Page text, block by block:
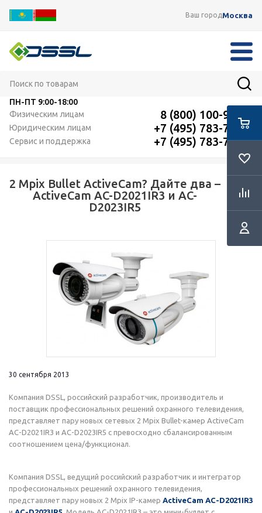
Ваш городМосква
ПН-ПТ 9:00-18:00
Физическим лицам
8 (800) 100-91-12
Юридическим лицам +7 (495) 783-72-87
Сервис и поддержка +7 (495) 783-72-87
2 Mpix Bullet ActiveCam? Дайте два –
ActiveCam AC-D2021IR3 и AC-
D2023IR5
RSS
30 сентября 2013
Компания DSSL, российский разработчик, производитель и
поставщик профессиональных решений охранного телевидения,
представляет пару новых сетевых 2 Mpix Bullet-камер ActiveCam
AC-D2021IR3 и AC-D2023IR5 с превосходно сбалансированным
соотношением цена/функционал.
Компания DSSL, ведущий российский разработчик и интегратор
профессиональных решений охранного телевидения,
представляет пару новых 2 Mpix IP-камер ActiveCam AC-D2021IR3